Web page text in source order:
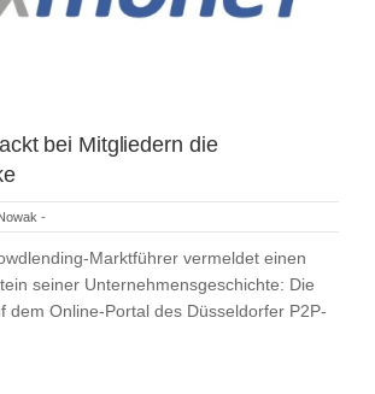
bei Mitgliedern die
-
Marktführer vermeldet einen
seiner Unternehmensgeschichte: Die
dem Online-Portal des Düsseldorfer P2P-